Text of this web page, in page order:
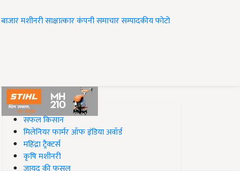
बाजारमशीनरीसाक्षात्कारकंपनी समाचारसम्पादकीयफोटो
#Top on Krishi Jagran
सफल किसान
मिलेनियर फार्मर ऑफ इंडिया अवॉर्ड
महिंद्रा ट्रैक्टर्स
कृषि मशीनरी